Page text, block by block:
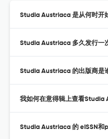
Studia Austriaca 是从何时开
Studia Austriaca 多久发行一
Studia Austriaca 的出版商是
我如何在意得辑上查看Studia
Studia Austriaca 的 eISSN和